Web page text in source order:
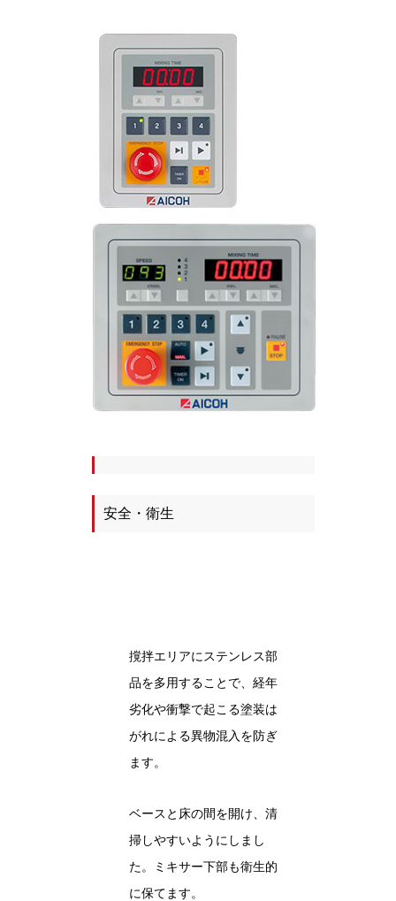
安全・衛生
撹拌エリアにステンレス部
品を多用することで、経年
劣化や衝撃で起こる塗装は
がれによる異物混入を防ぎ
ます。
ベースと床の間を開け、清
掃しやすいようにしまし
た。ミキサー下部も衛生的
に保てます。